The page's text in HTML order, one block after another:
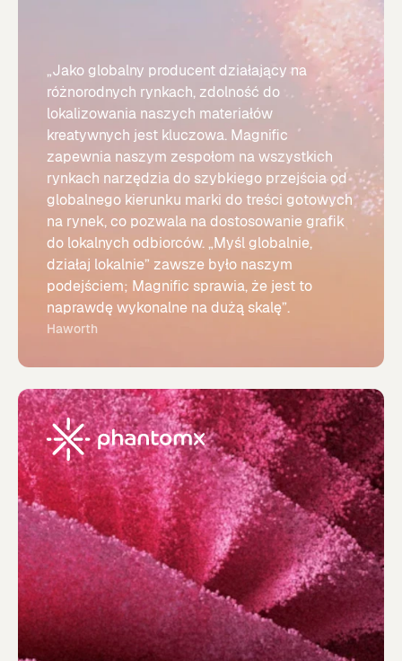
„Jako globalny producent działający na
różnorodnych rynkach, zdolność do
lokalizowania naszych materiałów
kreatywnych jest kluczowa. Magnific
zapewnia naszym zespołom na wszystkich
rynkach narzędzia do szybkiego przejścia od
globalnego kierunku marki do treści gotowych
na rynek, co pozwala na dostosowanie grafik
do lokalnych odbiorców. „Myśl globalnie,
działaj lokalnie” zawsze było naszym
podejściem; Magnific sprawia, że jest to
naprawdę wykonalne na dużą skalę”.
Haworth